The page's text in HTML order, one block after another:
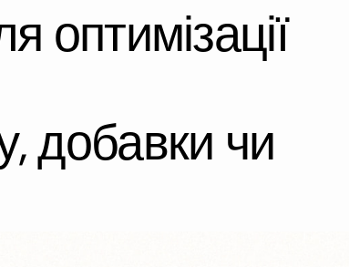
оптимізації
добавки чи